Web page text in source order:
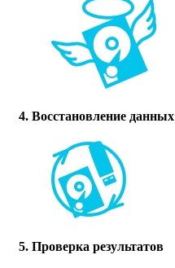
4. Восстановление данных
5. Проверка результатов